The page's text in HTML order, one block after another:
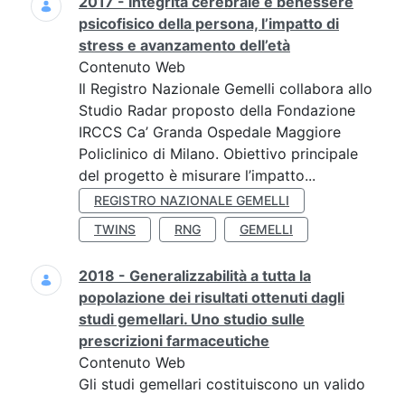
psicofisico della persona, l’impatto di
stress e avanzamento dell’età
Contenuto Web
Il Registro Nazionale Gemelli collabora allo
Studio Radar proposto della Fondazione
IRCCS Ca’ Granda Ospedale Maggiore
Policlinico di Milano. Obiettivo principale
del progetto è misurare l’impatto...
REGISTRO NAZIONALE GEMELLI
TWINS
RNG GEMELLI
2018 - Generalizzabilità a tutta la
popolazione dei risultati ottenuti dagli
studi gemellari. Uno studio sulle
prescrizioni farmaceutiche
Contenuto Web
Gli studi gemellari costituiscono un valido